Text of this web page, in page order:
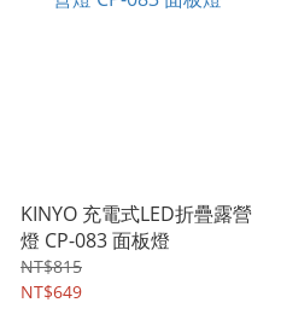
KINYO 充電式LED折疊露營
燈 CP-083 面板燈
NT$815
NT$649